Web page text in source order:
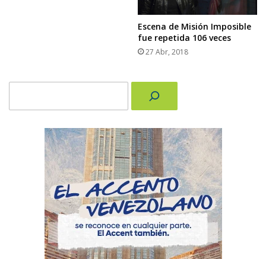
Escena de Misión Imposible
fue repetida 106 veces
27 Abr, 2018